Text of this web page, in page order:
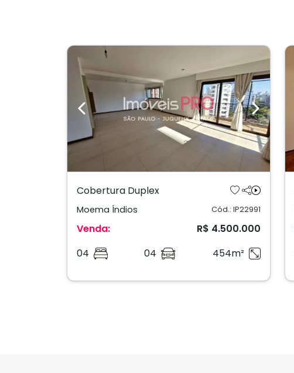
Previous Next
Cobertura Duplex
Moema Índios Cód.: IP22991
Venda:
R$ 4.500.000
04
04 454m²